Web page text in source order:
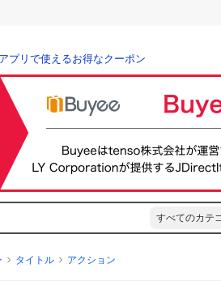
プリで使えるお得なクーポン
すべてのカテ
タイトル アクション